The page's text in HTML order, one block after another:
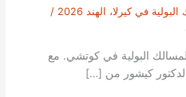
في كيرلا، الهند 2026
/
البولية في كوتشي. مع